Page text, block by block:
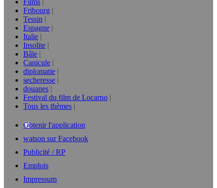
Films
Fribourg
Tessin
Espagne
Italie
Insolite
Bâle
Canicule
diplomatie
secheresse
douanes
Festival du film de Locarno
Tous les thèmes
Obtenir l'application
watson sur Facebook
Publicité / RP
Emplois
Impressum